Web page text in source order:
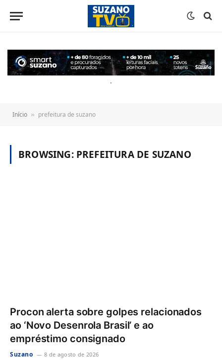
conteúdo
.
Início » prefeitura de suzano
BROWSING: PREFEITURA DE SUZANO
Procon alerta sobre golpes relacionados
ao ‘Novo Desenrola Brasil’ e ao
empréstimo consignado
Suzano 8 de agosto de 2026